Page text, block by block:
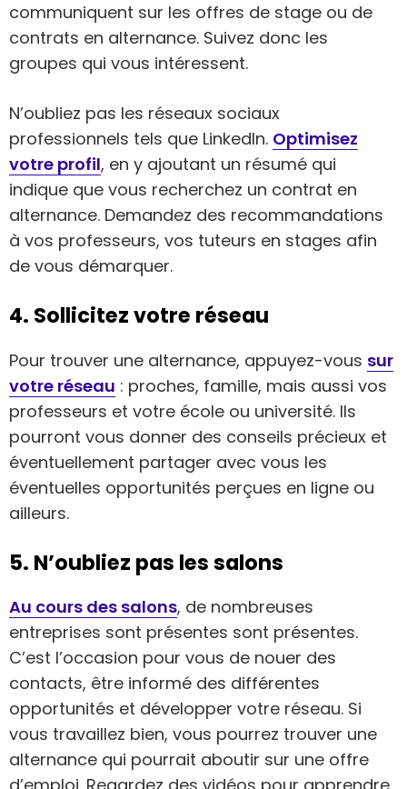
communiquent sur les offres de stage ou de
contrats en alternance. Suivez donc les
groupes qui vous intéressent.
N’oubliez pas les réseaux sociaux
professionnels tels que LinkedIn. Optimisez
votre profil, en y ajoutant un résumé qui
indique que vous recherchez un contrat en
alternance. Demandez des recommandations
à vos professeurs, vos tuteurs en stages afin
de vous démarquer.
4. Sollicitez votre réseau
Pour trouver une alternance, appuyez-vous sur
votre réseau : proches, famille, mais aussi vos
professeurs et votre école ou université. Ils
pourront vous donner des conseils précieux et
éventuellement partager avec vous les
éventuelles opportunités perçues en ligne ou
ailleurs.
5. N’oubliez pas les salons
Au cours des salons, de nombreuses
entreprises sont présentes sont présentes.
C’est l’occasion pour vous de nouer des
contacts, être informé des différentes
opportunités et développer votre réseau. Si
vous travaillez bien, vous pourrez trouver une
alternance qui pourrait aboutir sur une offre